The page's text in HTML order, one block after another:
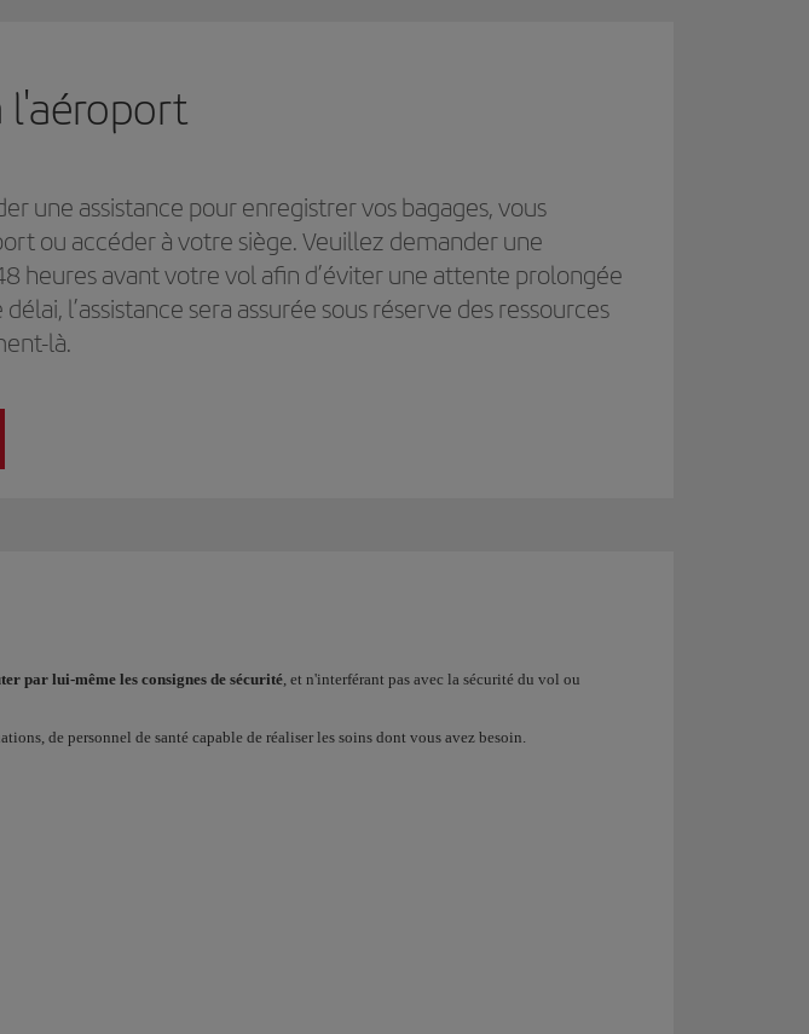
l'aéroport
une assistance pour enregistrer vos bagages, vous
ou accéder à votre siège. Veuillez demander une
heures avant votre vol afin d’éviter une attente prolongée
l’assistance sera assurée sous réserve des ressources
là.
par lui-même les consignes de sécurité, et n'interférant pas avec la sécurité du vol ou
de personnel de santé capable de réaliser les soins dont vous avez besoin.